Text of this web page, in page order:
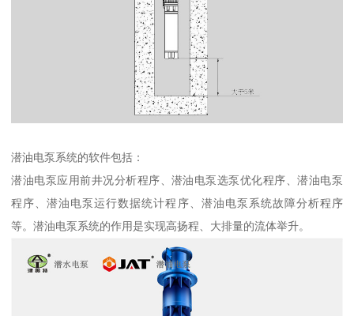
潜油电泵系统的软件包括：
潜油电泵应用前井况分析程序、潜油电泵选泵优化程序、潜油电泵
程序、潜油电泵运行数据统计程序、潜油电泵系统故障分析程序
等。潜油电泵系统的作用是实现高扬程、大排量的流体举升。